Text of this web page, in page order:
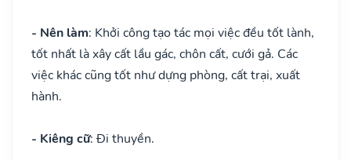
- Nên làm: Khởi công tạo tác mọi việc đều tốt lành,
tốt nhất là xây cất lầu gác, chôn cất, cưới gả. Các
việc khác cũng tốt như dựng phòng, cất trại, xuất
hành.
- Kiêng cữ: Đi thuyền.